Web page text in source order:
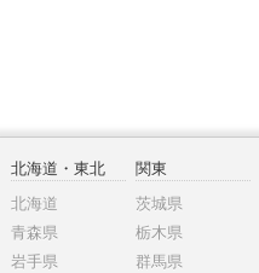
北海道・東北
北海道
青森県
岩手県
関東
茨城県
栃木県
群馬県